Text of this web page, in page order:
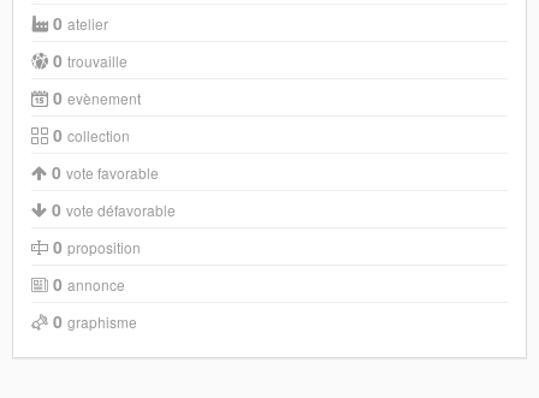
0 atelier
0 trouvaille
0 evènement
0 collection
0 vote favorable
0 vote défavorable
0 proposition
0 annonce
0 graphisme